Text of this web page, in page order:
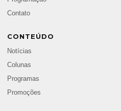
Contato
CONTEÚDO
Notícias
Colunas
Programas
Promoções